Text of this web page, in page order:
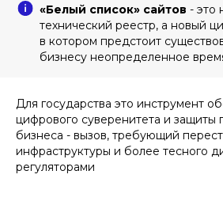
«Белый список» сайтов - это
технический реестр, а новый
в котором предстоит
бизнесу неопределенное
Для государства это инструмент
цифрового суверенитета и защиты
бизнеса - вызов, требующий
инфраструктуры и более тесного
регуляторами